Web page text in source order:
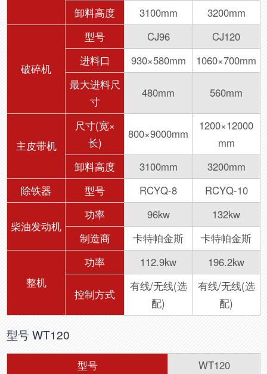
卸料高度
3100mm 3200mm
破碎机
型号 CJ96
CJ120
进料口
930×580mm
1060×700mm
最大进料尺
寸
480mm 560mm
主皮带机
尺寸(宽×
长)
800×9000mm
1200×12000
mm
卸料高度
3100mm
3200mm
除铁器
型号 RCYQ-8 RCYQ-10
柴油发动机
功率 96kw
132kw
制造商
卡特帕金斯 卡特帕金斯
整机
功率 112.9kw 196.2kw
控制方式
有线/无线(选
配)
有线/无线(选
配)
型号 WT120
型号 WT120